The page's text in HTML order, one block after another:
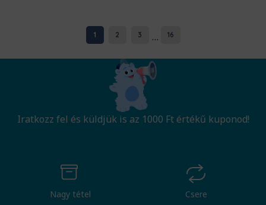
1 2 3 ... 16
Iratkozz fel és küldjük is az 1000 Ft értékű kuponod!
Nagy tétel Csere